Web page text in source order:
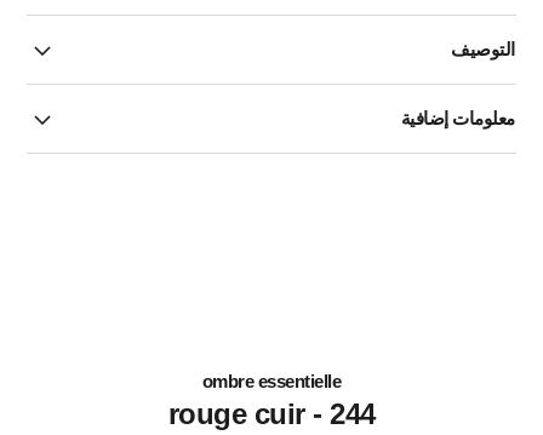
التوصيف
معلومات إضافية
ombre essentielle
244 - rouge cuir